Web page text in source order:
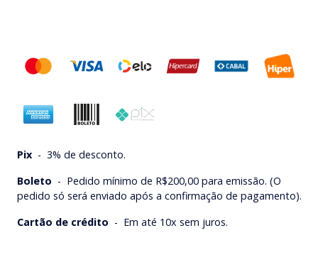
Pix - 3% de desconto.
Boleto - Pedido mínimo de R$200,00 para emissão. (O
pedido só será enviado após a confirmação de pagamento).
Cartão de crédito - Em até 10x sem juros.